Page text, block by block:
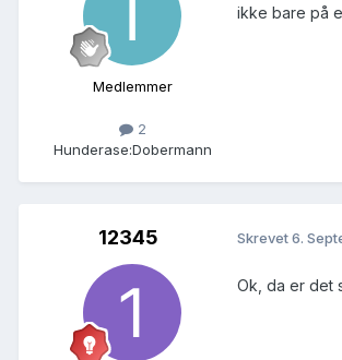
Medlemmer
2
Hunderase:Dobermann
ikke bare på
12345 Skrevet6.
Ok, da er det